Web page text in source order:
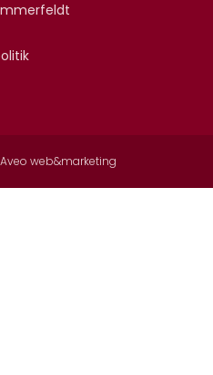
Aveo web&marketing